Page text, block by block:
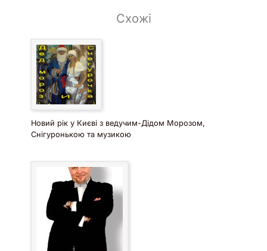
Схожі
Новий рік у Києві з ведучим-Дідом Морозом,
Снігуронькою та музикою